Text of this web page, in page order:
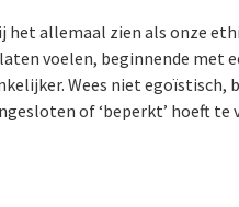
het allemaal zien als onze
voelen, beginnende met
Wees niet egoïstisch,
of ‘beperkt’ hoeft te